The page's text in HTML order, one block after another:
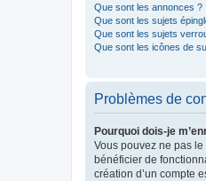
Que sont les annonces ?
Que sont les sujets
Que sont les sujets
Que sont les icônes de
Problèmes de
Pourquoi dois-je
Vous pouvez ne pas
bénéficier de
création d’un compte